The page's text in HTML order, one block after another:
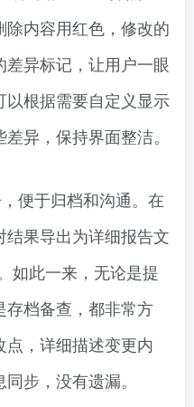
内容用红色，修改的
异标记，让用户一眼
根据需要自定义显示
异，保持界面整洁。
便于归档和沟通。在
果导出为详细报告文
如此一来，无论是提
档备查，都非常方
，详细描述变更内
步，没有遗漏。